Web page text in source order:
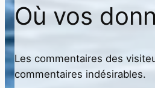
Où vos
Les commentaires des
commentaires indésirables.